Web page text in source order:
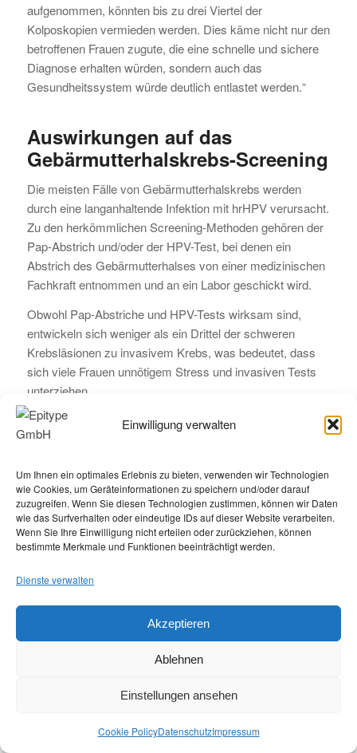
Einwilligung verwalten
Um Ihnen ein optimales Erlebnis zu bieten, verwenden wir Technologien
wie Cookies, um Geräteinformationen zu speichern und/oder darauf
zuzugreifen. Wenn Sie diesen Technologien zustimmen, können wir Daten
wie das Surfverhalten oder eindeutige IDs auf dieser Website verarbeiten.
Wenn Sie Ihre Einwilligung nicht erteilen oder zurückziehen, können
bestimmte Merkmale und Funktionen beeinträchtigt werden.
Dienste verwalten
Akzeptieren
Ablehnen
Einstellungen ansehen
Cookie PolicyDatenschutzImpressum
aufgenommen, könnten bis zu drei Viertel der
Kolposkopien vermieden werden. Dies käme nicht nur den
betroffenen Frauen zugute, die eine schnelle und sichere
Diagnose erhalten würden, sondern auch das
Gesundheitssystem würde deutlich entlastet werden.“
Auswirkungen auf das
Gebärmutterhalskrebs-Screening
Die meisten Fälle von Gebärmutterhalskrebs werden
durch eine langanhaltende Infektion mit hrHPV verursacht.
Zu den herkömmlichen Screening-Methoden gehören der
Pap-Abstrich und/oder der HPV-Test, bei denen ein
Abstrich des Gebärmutterhalses von einer medizinischen
Fachkraft entnommen und an ein Labor geschickt wird.
Obwohl Pap-Abstriche und HPV-Tests wirksam sind,
entwickeln sich weniger als ein Drittel der schweren
Krebsläsionen zu invasivem Krebs, was bedeutet, dass
sich viele Frauen unnötigem Stress und invasiven Tests
unterziehen.
Wenn Frauen einen positiven HPV-Test oder einen
verdächtigen Pap-Abstrich erhalten, werden sie
werden mit einem Lichtmikroskop (Kolposkop) der
Gebärmutterhals, die Scheide und die Vulva untersucht.
Wenn eine Anomalie entdeckt wird, kann zur weiteren
Untersuchung eine Biopsie entnommen werden. Das
gesamte Verfahren erfordert einen bestimmten
Zeitaufwand, spezielle Geräte und erfahrenes Personal.
Methylierungstests in der
Gebärmutterhalskrebsvorsorge
Eckpfeiler des Screenings auf Gebärmutterhalskrebs und